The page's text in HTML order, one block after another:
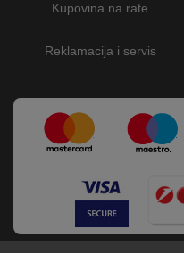
Kupovina na rate
Reklamacija i servis